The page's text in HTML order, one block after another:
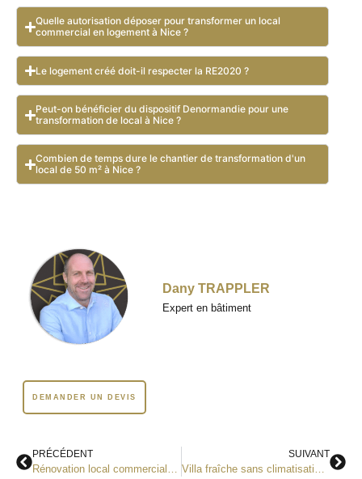
Quelle autorisation déposer pour transformer un local
commercial en logement à Nice ?
Le logement créé doit-il respecter la RE2020 ?
Peut-on bénéficier du dispositif Denormandie pour une
transformation de local à Nice ?
Combien de temps dure le chantier de transformation d'un
local de 50 m² à Nice ?
Dany TRAPPLER
Expert en bâtiment
DEMANDER UN DEVIS
PRÉCÉDENT
Rénovation local commercial Nice : agencement, PMR et mise aux normes ERP
SUIVANT
Villa fraîche sans climatisation dans le 06 : ITE et déphasage thermique